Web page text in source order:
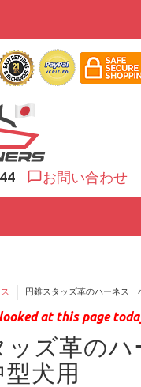
お問い合わせ
円錐スタッズ革のハーネス
at this page
ッズ革の
犬用